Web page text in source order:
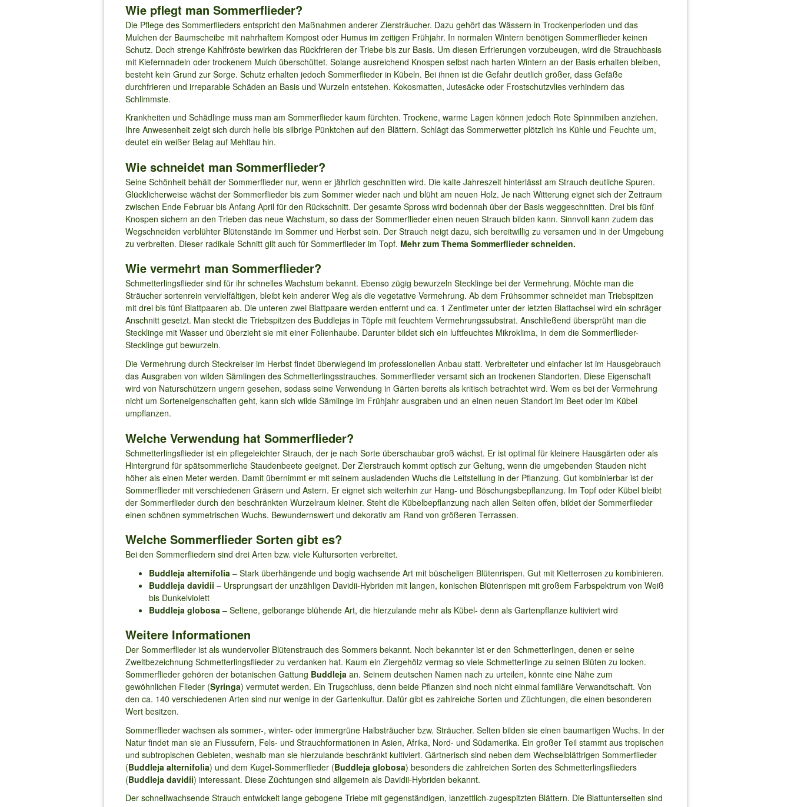
Wie pflegt man Sommerflieder?
Die Pflege des Sommerflieders entspricht den Maßnahmen anderer Ziersträucher. Dazu gehört das Wässern in Trockenperioden und das
Mulchen der Baumscheibe mit nahrhaftem Kompost oder Humus im zeitigen Frühjahr. In normalen Wintern benötigen Sommerflieder keinen
Schutz. Doch strenge Kahlfröste bewirken das Rückfrieren der Triebe bis zur Basis. Um diesen Erfrierungen vorzubeugen, wird die Strauchbasis
mit Kiefernnadeln oder trockenem Mulch überschüttet. Solange ausreichend Knospen selbst nach harten Wintern an der Basis erhalten bleiben,
besteht kein Grund zur Sorge. Schutz erhalten jedoch Sommerflieder in Kübeln. Bei ihnen ist die Gefahr deutlich größer, dass Gefäße
durchfrieren und irreparable Schäden an Basis und Wurzeln entstehen. Kokosmatten, Jutesäcke oder Frostschutzvlies verhindern das
Schlimmste.
Krankheiten und Schädlinge muss man am Sommerflieder kaum fürchten. Trockene, warme Lagen können jedoch Rote Spinnmilben anziehen.
Ihre Anwesenheit zeigt sich durch helle bis silbrige Pünktchen auf den Blättern. Schlägt das Sommerwetter plötzlich ins Kühle und Feuchte um,
deutet ein weißer Belag auf Mehltau hin.
Wie schneidet man Sommerflieder?
Seine Schönheit behält der Sommerflieder nur, wenn er jährlich geschnitten wird. Die kalte Jahreszeit hinterlässt am Strauch deutliche Spuren.
Glücklicherweise wächst der Sommerflieder bis zum Sommer wieder nach und blüht am neuen Holz. Je nach Witterung eignet sich der Zeitraum
zwischen Ende Februar bis Anfang April für den Rückschnitt. Der gesamte Spross wird bodennah über der Basis weggeschnitten. Drei bis fünf
Knospen sichern an den Trieben das neue Wachstum, so dass der Sommerflieder einen neuen Strauch bilden kann. Sinnvoll kann zudem das
Wegschneiden verblühter Blütenstände im Sommer und Herbst sein. Der Strauch neigt dazu, sich bereitwillig zu versamen und in der Umgebung
zu verbreiten. Dieser radikale Schnitt gilt auch für Sommerflieder im Topf. Mehr zum Thema Sommerflieder schneiden.
Wie vermehrt man Sommerflieder?
Schmetterlingsflieder sind für ihr schnelles Wachstum bekannt. Ebenso zügig bewurzeln Stecklinge bei der Vermehrung. Möchte man die
Sträucher sortenrein vervielfältigen, bleibt kein anderer Weg als die vegetative Vermehrung. Ab dem Frühsommer schneidet man Triebspitzen
mit drei bis fünf Blattpaaren ab. Die unteren zwei Blattpaare werden entfernt und ca. 1 Zentimeter unter der letzten Blattachsel wird ein schräger
Anschnitt gesetzt. Man steckt die Triebspitzen des Buddlejas in Töpfe mit feuchtem Vermehrungssubstrat. Anschließend übersprüht man die
Stecklinge mit Wasser und überzieht sie mit einer Folienhaube. Darunter bildet sich ein luftfeuchtes Mikroklima, in dem die Sommerflieder-
Stecklinge gut bewurzeln.
Die Vermehrung durch Steckreiser im Herbst findet überwiegend im professionellen Anbau statt. Verbreiteter und einfacher ist im Hausgebrauch
das Ausgraben von wilden Sämlingen des Schmetterlingsstrauches. Sommerflieder versamt sich an trockenen Standorten. Diese Eigenschaft
wird von Naturschützern ungern gesehen, sodass seine Verwendung in Gärten bereits als kritisch betrachtet wird. Wem es bei der Vermehrung
nicht um Sorteneigenschaften geht, kann sich wilde Sämlinge im Frühjahr ausgraben und an einen neuen Standort im Beet oder im Kübel
umpflanzen.
Welche Verwendung hat Sommerflieder?
Schmetterlingsflieder ist ein pflegeleichter Strauch, der je nach Sorte überschaubar groß wächst. Er ist optimal für kleinere Hausgärten oder als
Hintergrund für spätsommerliche Staudenbeete geeignet. Der Zierstrauch kommt optisch zur Geltung, wenn die umgebenden Stauden nicht
höher als einen Meter werden. Damit übernimmt er mit seinem ausladenden Wuchs die Leitstellung in der Pflanzung. Gut kombinierbar ist der
Sommerflieder mit verschiedenen Gräsern und Astern. Er eignet sich weiterhin zur Hang- und Böschungsbepflanzung. Im Topf oder Kübel bleibt
der Sommerflieder durch den beschränkten Wurzelraum kleiner. Steht die Kübelbepflanzung nach allen Seiten offen, bildet der Sommerflieder
einen schönen symmetrischen Wuchs. Bewundernswert und dekorativ am Rand von größeren Terrassen.
Welche Sommerflieder Sorten gibt es?
Bei den Sommerfliedern sind drei Arten bzw. viele Kultursorten verbreitet.
Buddleja alternifolia – Stark überhängende und bogig wachsende Art mit büscheligen Blütenrispen. Gut mit Kletterrosen zu kombinieren.
Buddleja davidii – Ursprungsart der unzähligen Davidii-Hybriden mit langen, konischen Blütenrispen mit großem Farbspektrum von Weiß
bis Dunkelviolett
Buddleja globosa – Seltene, gelborange blühende Art, die hierzulande mehr als Kübel- denn als Gartenpflanze kultiviert wird
Weitere Informationen
Der Sommerflieder ist als wundervoller Blütenstrauch des Sommers bekannt. Noch bekannter ist er den Schmetterlingen, denen er seine
Zweitbezeichnung Schmetterlingsflieder zu verdanken hat. Kaum ein Ziergehölz vermag so viele Schmetterlinge zu seinen Blüten zu locken.
Sommerflieder gehören der botanischen Gattung Buddlejaan. Seinem deutschen Namen nach zu urteilen, könnte eine Nähe zum
gewöhnlichen Flieder (Syringa) vermutet werden. Ein Trugschluss, denn beide Pflanzen sind noch nicht einmal familiäre Verwandtschaft. Von
den ca. 140 verschiedenen Arten sind nur wenige in der Gartenkultur. Dafür gibt es zahlreiche Sorten und Züchtungen, die einen besonderen
Wert besitzen.
Sommerflieder wachsen als sommer-, winter- oder immergrüne Halbsträucher bzw. Sträucher. Selten bilden sie einen baumartigen Wuchs. In der
Natur findet man sie an Flussufern, Fels- und Strauchformationen in Asien, Afrika, Nord- und Südamerika. Ein großer Teil stammt aus tropischen
und subtropischen Gebieten, weshalb man sie hierzulande beschränkt kultiviert. Gärtnerisch sind neben dem Wechselblättrigen Sommerflieder
(Buddleja alternifolia) und dem Kugel-Sommerflieder (Buddleja globosa) besonders die zahlreichen Sorten des Schmetterlingsflieders
(Buddleja davidii) interessant. Diese Züchtungen sind allgemein als Davidii-Hybriden bekannt.
Der schnellwachsende Strauch entwickelt lange gebogene Triebe mit gegenständigen, lanzettlich-zugespitzten Blättern. Die Blattunterseiten sind